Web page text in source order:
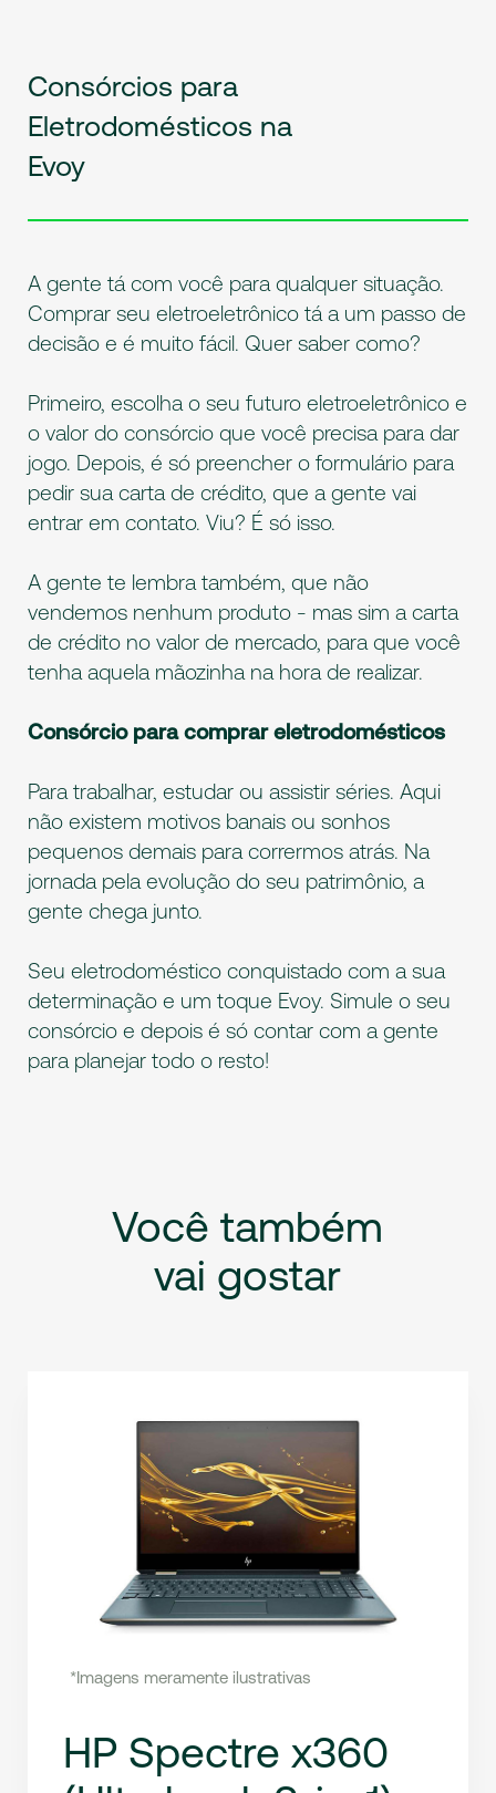
Consórcios para
Eletrodomésticos na
Evoy
A gente tá com você para qualquer situação.
Comprar seu eletroeletrônico tá a um passo de
decisão e é muito fácil. Quer saber como?
Primeiro, escolha o seu futuro eletroeletrônico e
o valor do consórcio que você precisa para dar
jogo. Depois, é só preencher o formulário para
pedir sua carta de crédito, que a gente vai
entrar em contato. Viu? É só isso.
A gente te lembra também, que não
vendemos nenhum produto - mas sim a carta
de crédito no valor de mercado, para que você
tenha aquela mãozinha na hora de realizar.
Consórcio para comprar eletrodomésticos
Para trabalhar, estudar ou assistir séries. Aqui
não existem motivos banais ou sonhos
pequenos demais para corrermos atrás. Na
jornada pela evolução do seu patrimônio, a
gente chega junto.
Seu eletrodoméstico conquistado com a sua
determinação e um toque Evoy. Simule o seu
consórcio e depois é só contar com a gente
para planejar todo o resto!
Você também
vai gostar
*Imagens meramente ilustrativas
HP Spectre x360